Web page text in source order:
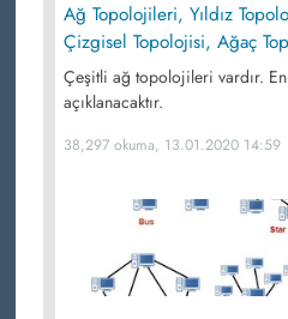
Ağ Topolojileri, Yıldız
Çizgisel Topolojisi, Ağaç
Çeşitli ağ topolojileri vardır.
açıklanacaktır.
38,297 okuma, 13.01.2020 14:59